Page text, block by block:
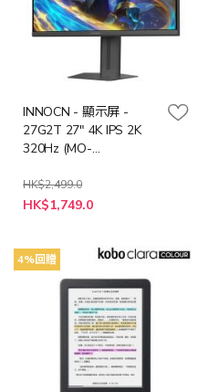
INNOCN - 顯示屏 -
27G2T 27" 4K IPS 2K
320Hz (MO-
HK$2,499.0
特
殊
HK$1,749.0
4%回贈